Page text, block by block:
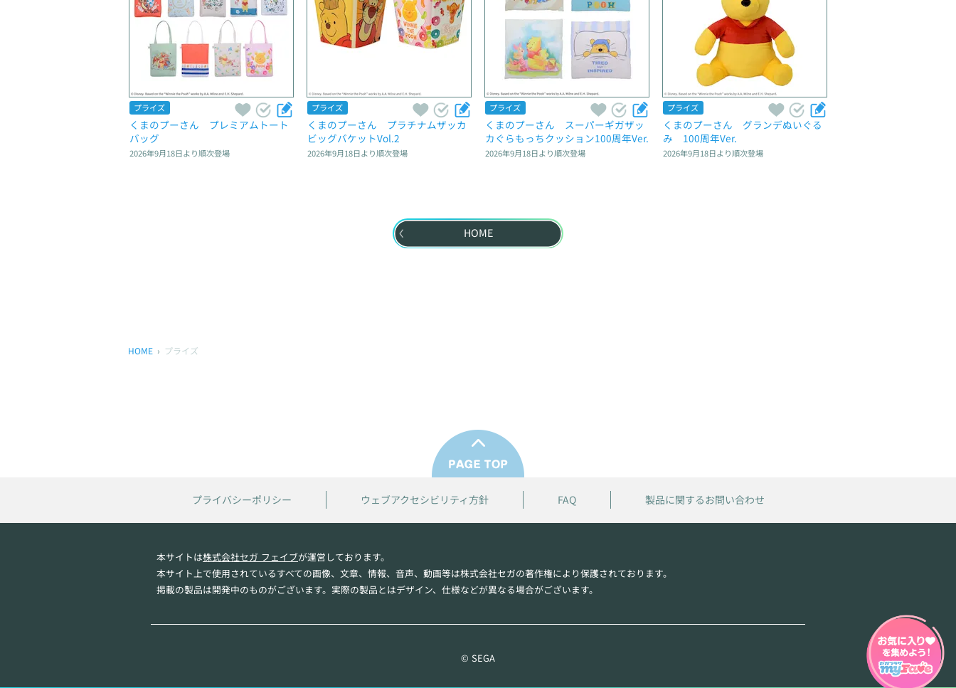
プライズ
くまのプーさん　プレミアムトート
バッグ
2026年9月18日より順次登場
プライズ
くまのプーさん　プラチナムザッカ
ビッグバケットVol.2
2026年9月18日より順次登場
プライズ
くまのプーさん　スーパーギガザッ
カぐらもっちクッション100周年Ver.
2026年9月18日より順次登場
プライズ
くまのプーさん　グランデぬいぐる
み　100周年Ver.
2026年9月18日より順次登場
HOME
HOME プライズ
プライバシーポリシー ウェブアクセシビリティ方針 FAQ 製品に関するお問い合わせ
本サイトは株式会社セガ フェイブが運営しております。
本サイト上で使用されているすべての画像、文章、情報、音声、動画等は株式会社セガの著作権により保護されております。
掲載の製品は開発中のものがございます。実際の製品とはデザイン、仕様などが異なる場合がございます。
© SEGA